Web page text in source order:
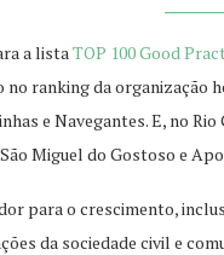
a lista TOP 100 Good
ranking da organização
e Navegantes. E, no
Miguel do Gostoso e
para o crescimento,
da sociedade civil e